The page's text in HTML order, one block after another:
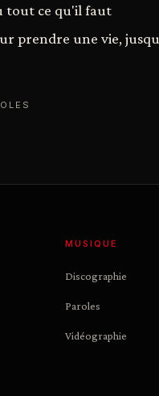
tout ce qu'il faut
prendre une vie,
MUSIQUE
Discographie
Paroles
Vidéographie